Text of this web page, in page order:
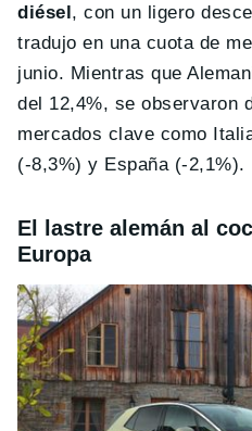
diésel, con un ligero
tradujo en una cuota de
junio. Mientras que
del 12,4%, se observaron
mercados clave como
(-8,3%) y España (-2,1%).
El lastre alemán al
Europa